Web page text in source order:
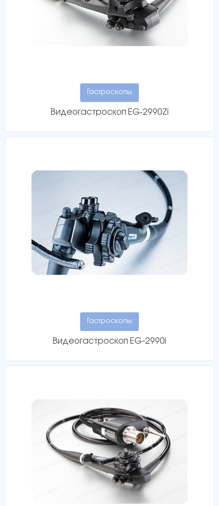
Гастроскопы
Видеогастроскоп EG‑2990Zi
Гастроскопы
Видеогастроскоп EG-2990i
* Ваши данные остаются
конфиденциальными
Отправить запрос
* Ваши данные остаются
конфиденциальными